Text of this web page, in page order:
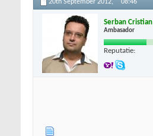
20th September 2012, 08:46
Serban Cristian
Ambasador
Reputatie: